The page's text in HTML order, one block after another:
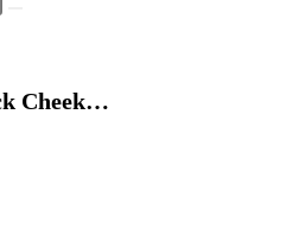
Cheek…